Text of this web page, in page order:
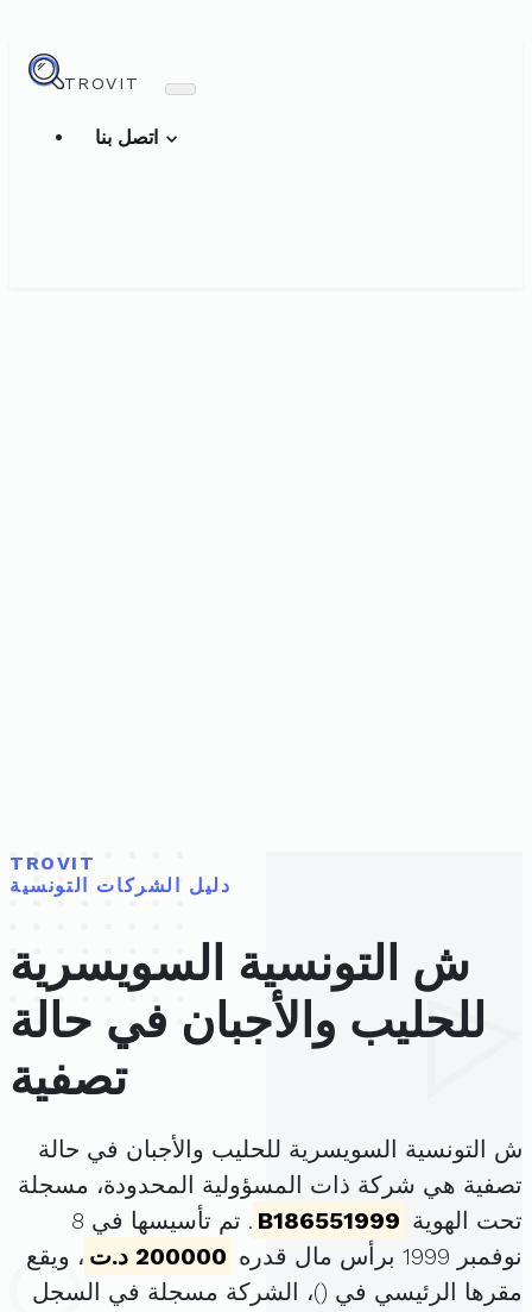
TROVIT
TROVIT
دليل الشركات التونسية
ش التونسية السويسرية
للحليب والأجبان في حالة
تصفية
ش التونسية السويسرية للحليب والأجبان في حالة
تصفية هي شركة ذات المسؤولية المحدودة، مسجلة
تحت الهوية B186551999
. تم تأسيسها في 8
نوفمبر 1999 برأس مال قدره
200000 د.ت
، ويقع
مقرها الرئيسي في ()، الشركة مسجلة في السجل